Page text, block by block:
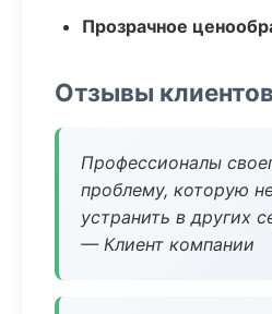
Прозрачное
Отзывы клиентов
Профессионалы
проблему, которую
устранить в других
— Клиент компании